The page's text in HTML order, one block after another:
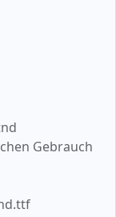
Gebrauch